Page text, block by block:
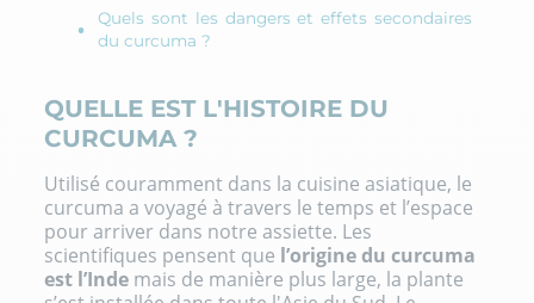
Quels sont les dangers et effets secondaires
du curcuma ?
QUELLE EST L'HISTOIRE DU
CURCUMA ?
Utilisé couramment dans la cuisine asiatique, le
curcuma a voyagé à travers le temps et l’espace
pour arriver dans notre assiette. Les
scientifiques pensent que l’origine du curcuma
est l’Inde mais de manière plus large, la plante